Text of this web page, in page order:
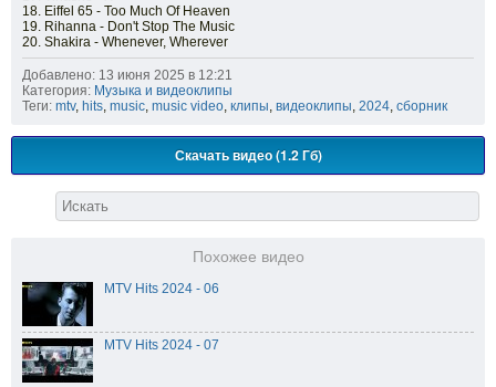
18. Eiffel 65 - Too Much Of Heaven
19. Rihanna - Don't Stop The Music
20. Shakira - Whenever, Wherever
Добавлено: 13 июня 2025 в 12:21
Категория: Музыка и видеоклипы
Теги: mtv, hits, music, music video, клипы, видеоклипы, 2024, сборник
Скачать видео (1.2 Гб)
Похожее видео
MTV Hits 2024 - 06
MTV Hits 2024 - 07